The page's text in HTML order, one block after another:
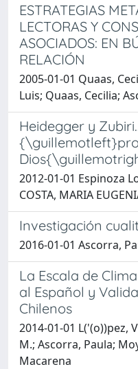
ESTRATEGIAS
LECTORAS Y
ASOCIADOS: EN
RELACIÓN
2005-01-01 Quaas,
Luis; Quaas, Cecilia;
Heidegger y
2012-01-01 Espinoza
COSTA, MARIA
Investigación
2016-01-01 Ascorra,
La Escala de
al Español y
Chilenos
2014-01-01 L('(o))pez,
M.; Ascorra, Paula;
Macarena